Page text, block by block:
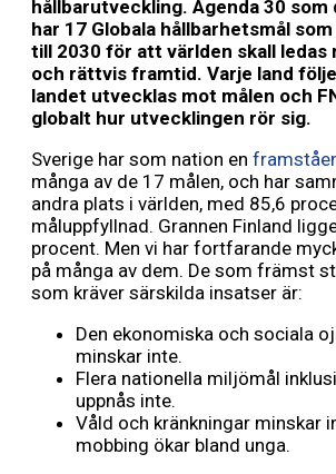
hållbarutveckling. Agenda 30
har 17 Globala hållbarhetsmål
till 2030 för att världen skall ledas
och rättvis framtid. Varje land
landet utvecklas mot målen och
globalt hur utvecklingen rör sig.
Sverige har som nation en
många av de 17 målen, och har
andra plats i världen, med 85,6
måluppfyllnad. Grannen Finland
procent. Men vi har fortfarande
på många av dem. De som främst
som kräver särskilda insatser är:
Den ekonomiska och sociala
minskar inte.
Flera nationella miljömål
uppnås inte.
Våld och kränkningar minskar
mobbing ökar bland unga.